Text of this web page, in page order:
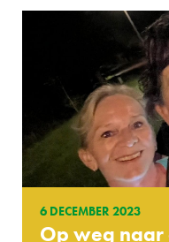
6 DECEMBER 2023
Op weg naar